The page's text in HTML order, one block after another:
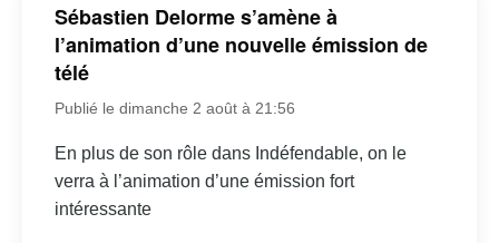
Sébastien Delorme s’amène à
l’animation d’une nouvelle émission de
télé
Publié le dimanche 2 août à 21:56
En plus de son rôle dans Indéfendable, on le
verra à l’animation d’une émission fort
intéressante